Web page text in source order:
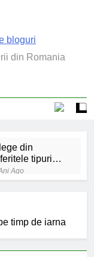
Cu Si
din Romania
din
tipuri
bratara de
Ago
esentiale
de la copilul
timp de iarna